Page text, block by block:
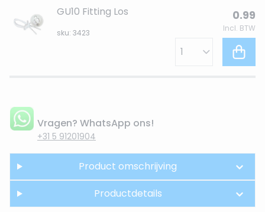
GU10 Fitting Los
sku: 3423
0.99
Incl. BTW
Vragen? WhatsApp ons!
+31 5 91201904
Product omschrijving
Productdetails